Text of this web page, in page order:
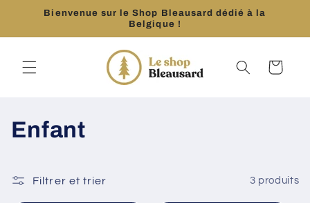
passerBienvenue sur le Shop Bleausard dédié à la
Belgique !
Panier
C
l
Enfant
Filtrer et trier 3 produits